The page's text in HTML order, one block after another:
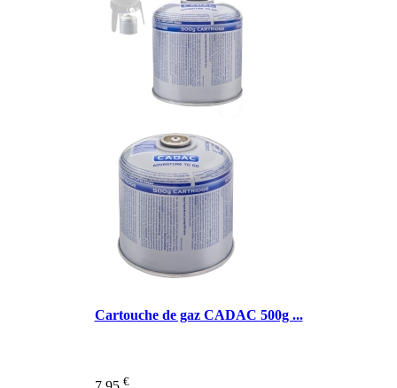
Cartouche de gaz CADAC 500g ...
€